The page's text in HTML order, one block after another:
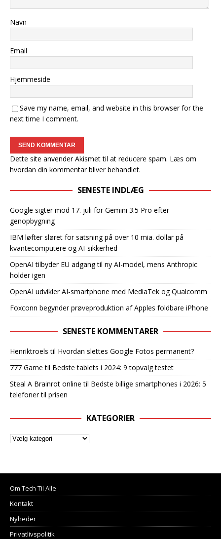
Navn
Email
Hjemmeside
Save my name, email, and website in this browser for the
next time I comment.
Dette site anvender Akismet til at reducere spam. Læs om
hvordan din kommentar bliver behandlet.
SENESTE INDLÆG
Google sigter mod 17. juli for Gemini 3.5 Pro efter
genopbygning
IBM løfter sløret for satsning på over 10 mia. dollar på
kvantecomputere og AI-sikkerhed
OpenAI tilbyder EU adgang til ny AI-model, mens Anthropic
holder igen
OpenAI udvikler AI-smartphone med MediaTek og Qualcomm
Foxconn begynder prøveproduktion af Apples foldbare iPhone
SENESTE KOMMENTARER
Henriktroels til Hvordan slettes Google Fotos permanent?
777 Game til Bedste tablets i 2024: 9 topvalg testet
Steal A Brainrot online til Bedste billige smartphones i 2026: 5
telefoner til prisen
KATEGORIER
Om Tech Til Alle
Kontakt
Nyheder
Privatlivspolitik